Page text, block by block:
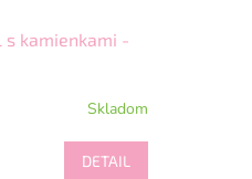
s kamienkami -
Skladom
DETAIL